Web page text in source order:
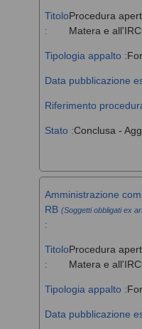
Titolo
:
Procedura
Matera e
Tipologia appalto :
Data pubblicazione
Riferimento
Stato :Conclusa -
Amministrazione
RB (Soggetti obbligati ex
:
Titolo
:
Procedura
Matera e
Tipologia appalto :
Data pubblicazione